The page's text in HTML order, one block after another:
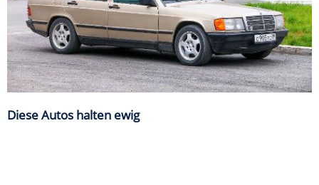
Diese Autos halten ewig